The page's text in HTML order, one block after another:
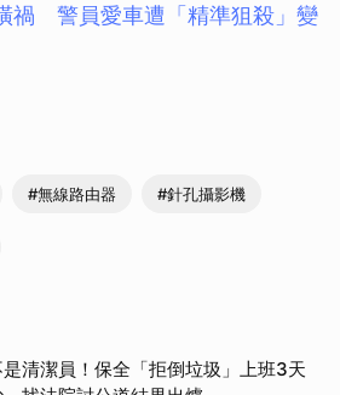
禍 警員愛車遭「精準狙殺」變
#無線路由器 #針孔攝影機
清潔員！保全「拒倒垃圾」上班3天